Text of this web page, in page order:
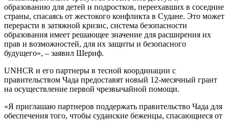
образованию для детей и подростков, переехавших в соседние
страны, спасаясь от жестокого конфликта в Судане. Это может
перерасти в затяжной кризис, система безопасности
образования имеет решающее значение для расширения их
прав и возможностей, для их защиты и безопасного
будущего», – заявил Шериф.
UNHCR и его партнеры в тесной координации с
правительством Чада предоставят новый 12-месячный грант
на осуществление первой чрезвычайной помощи.
«Я приглашаю партнеров поддержать правительство Чада для
обеспечения того, чтобы суданские беженцы, спасающиеся от